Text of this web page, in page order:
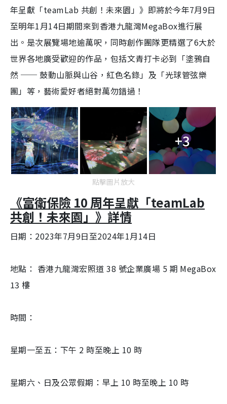
0
%
i
n
i
g
e
年呈獻「teamLab 共創！未來園」》即將於今年7月9日
至明年1月14日期間來到香港九龍灣MegaBox進行展
出。是次展覽場地逾萬呎，同時創作團隊更精選了6大於
世界各地廣受歡迎的作品，包括文青打卡必到「塗鴉自
然 ── 鼓動山脈與山谷，紅色名錄」及「光球管弦樂
團」等，藝術愛好者絕對萬勿錯過！
+3
點擊圖片放大
《富衛保險 10 周年呈獻「teamLab
共創！未來園」》詳情
日期：2023年7月9日至2024年1月14日
地點： 香港九龍灣宏照道 38 號企業廣場 5 期 MegaBox
13 樓
時間：
星期一至五：下午 2 時至晚上 10 時
星期六、日及公眾假期：早上 10 時至晚上 10 時